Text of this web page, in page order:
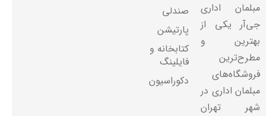
مبلمان اداری
جی‌آر یکی از
بهترین و
مطرح‌ترین
فروشگاه‌های
مبلمان اداری در
شهر تهران
صندلی
پارتیشن
کتابخانه و
فایلینگ
دکوراسیون